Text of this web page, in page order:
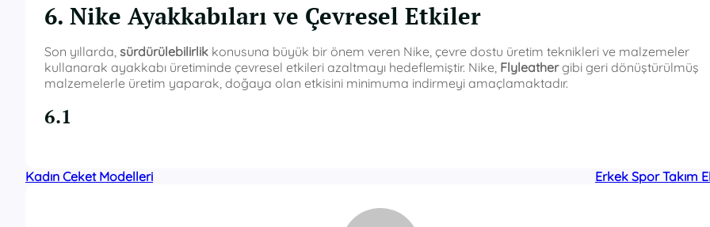
6. Nike Ayakkabıları ve Çevresel Etkiler
Son yıllarda, sürdürülebilirlik konusuna büyük bir önem veren Nike, çevre dostu üretim teknikleri ve malzemeler
kullanarak ayakkabı üretiminde çevresel etkileri azaltmayı hedeflemiştir. Nike, Flyleathergibi geri dönüştürülmüş
malzemelerle üretim yaparak, doğaya olan etkisini minimuma indirmeyi amaçlamaktadır.
6.1
Kadın Ceket Modelleri Erkek Spor Takım